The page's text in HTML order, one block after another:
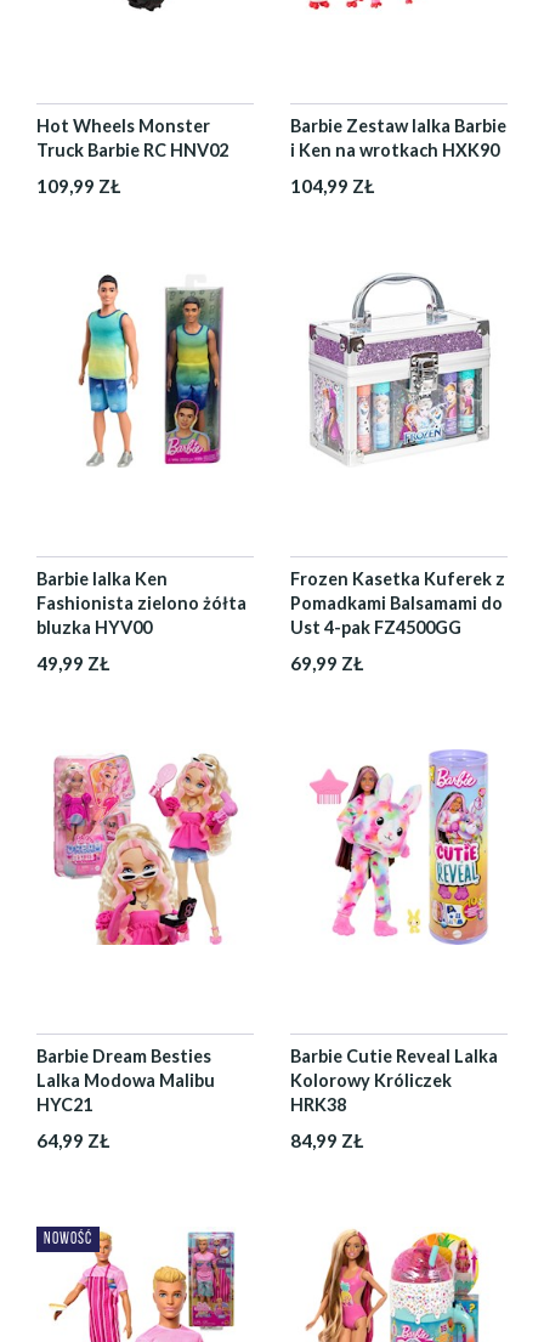
Hot Wheels Monster
Truck Barbie RC HNV02
109,99 ZŁ
Barbie Zestaw lalka Barbie
i Ken na wrotkach HXK90
104,99 ZŁ
Barbie lalka Ken
Fashionista zielono żółta
bluzka HYV00
49,99 ZŁ
Frozen Kasetka Kuferek z
Pomadkami Balsamami do
Ust 4-pak FZ4500GG
69,99 ZŁ
Barbie Dream Besties
Lalka Modowa Malibu
HYC21
64,99 ZŁ
Barbie Cutie Reveal Lalka
Kolorowy Króliczek
HRK38
84,99 ZŁ
NOWOŚĆ